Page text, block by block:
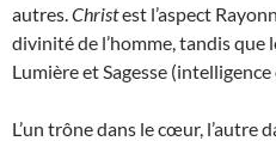
autres. Christest l’aspect
divinité de l’homme, tandis que
Lumière et Sagesse (intelligence
L’un trône dans le cœur, l’autre